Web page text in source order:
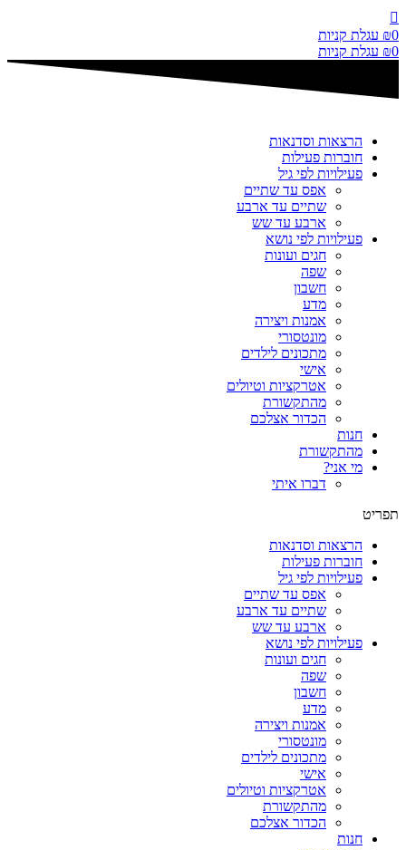
דלג
לתוכן
₪0
עגלת קניות
₪0 עגלת קניות
הרצאות וסדנאות
חוברות פעילות
פעילויות לפי גיל
אפס עד שתיים
שתיים עד ארבע
ארבע עד שש
פעילויות לפי נושא
חגים ועונות
שפה
חשבון
מדע
אמנות ויצירה
מונטסורי
מתכונים לילדים
אישי
אטרקציות וטיולים
מהתקשורת
הכדור אצלכם
חנות
מהתקשורת
מי אני?
דברו איתי
תפריט
הרצאות וסדנאות
חוברות פעילות
פעילויות לפי גיל
אפס עד שתיים
שתיים עד ארבע
ארבע עד שש
פעילויות לפי נושא
חגים ועונות
שפה
חשבון
מדע
אמנות ויצירה
מונטסורי
מתכונים לילדים
אישי
אטרקציות וטיולים
מהתקשורת
הכדור אצלכם
חנות